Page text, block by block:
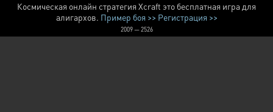
Космическая онлайн стратегия Xcraft это бесплатная игра для
алигархов. Пример боя >> Регистрация >>
2009 — 2526